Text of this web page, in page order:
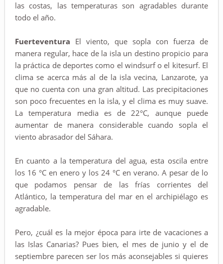
las costas, las temperaturas son agradables durante
todo el año.
Fuerteventura El viento, que sopla con fuerza de
manera regular, hace de la isla un destino propicio para
la práctica de deportes como el windsurf o el kitesurf. El
clima se acerca más al de la isla vecina, Lanzarote, ya
que no cuenta con una gran altitud. Las precipitaciones
son poco frecuentes en la isla, y el clima es muy suave.
La temperatura media es de 22°C, aunque puede
aumentar de manera considerable cuando sopla el
viento abrasador del Sáhara.
En cuanto a la temperatura del agua, esta oscila entre
los 16 °C en enero y los 24 °C en verano. A pesar de lo
que podamos pensar de las frías corrientes del
Atlántico, la temperatura del mar en el archipiélago es
agradable.
Pero, ¿cuál es la mejor época para irte de vacaciones a
las Islas Canarias? Pues bien, el mes de junio y el de
septiembre parecen ser los más aconsejables si quieres